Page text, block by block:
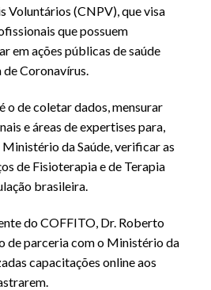
Voluntários (CNPV), que visa
que possuem
em ações públicas de saúde
de Coronavírus.
o de coletar dados, mensurar
e áreas de expertises para,
da Saúde, verificar as
de Fisioterapia e de Terapia
brasileira.
do COFFITO, Dr. Roberto
de parceria com o Ministério da
capacitações online aos